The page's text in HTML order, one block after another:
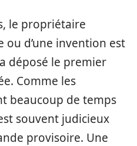
le propriétaire
ou d’une invention est
déposé le premier
Comme les
beaucoup de temps
souvent judicieux
provisoire. Une